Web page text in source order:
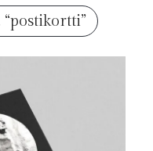
“postikortti”